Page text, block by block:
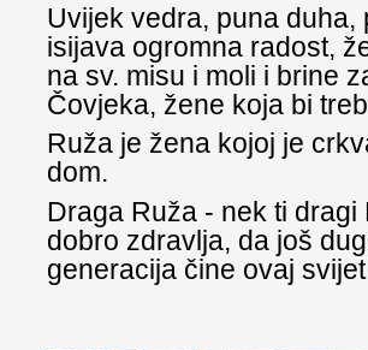
Uvijek vedra, puna
isijava ogromna radost,
na sv. misu i moli i brine
Čovjeka, žene koja bi
Ruža je žena kojoj je
dom.
Draga Ruža - nek ti
dobro zdravlja, da još
generacija čine ovaj